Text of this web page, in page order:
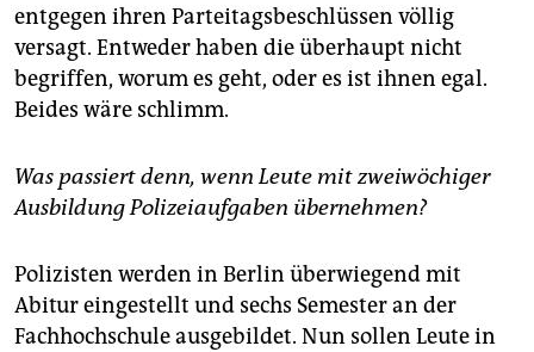
shop
fragen & hilfe
unterstützen
abo
genossenschaft
epaper login
entgegen ihren Parteitagsbeschlüssen völlig
versagt. Entweder haben die überhaupt nicht
begriffen, worum es geht, oder es ist ihnen egal.
Beides wäre schlimm.
Was passiert denn, wenn Leute mit zweiwöchiger
Ausbildung Polizeiaufgaben übernehmen?
Polizisten werden in Berlin überwiegend mit
Abitur eingestellt und sechs Semester an der
Fachhochschule ausgebildet. Nun sollen Leute in